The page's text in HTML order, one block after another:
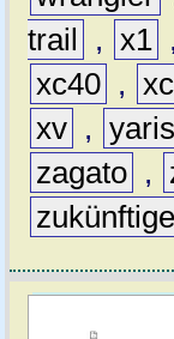
trail
, x1 ,
xc40 ,
xv , yaris
zagato ,
zukünftige